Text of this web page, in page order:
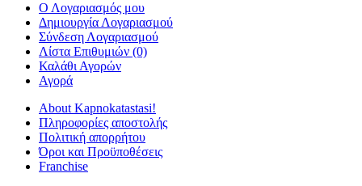
Ο Λογαριασμός μου
Δημιουργία Λογαριασμού
Σύνδεση Λογαριασμού
Λίστα Επιθυμιών (0)
Καλάθι Αγορών
Αγορά
About Kapnokatastasi!
Πληροφορίες αποστολής
Πολιτική απορρήτου
Όροι και Προϋποθέσεις
Franchise